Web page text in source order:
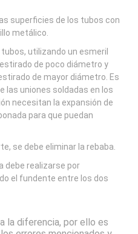
superficies de los tubos con
metálico.
utilizando un esmeril
de poco diámetro y
de mayor diámetro. Es
las uniones soldadas en los
necesitan la expansión de
para que puedan
se debe eliminar la rebaba.
debe realizarse por
el fundente entre los dos
la diferencia, por ello es